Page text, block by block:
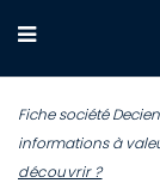
Fiche société
informations à
découvrir ?